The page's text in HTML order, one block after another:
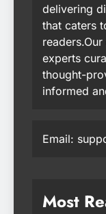
delivering
that caters
experts
thought-
informed
Email:
Most